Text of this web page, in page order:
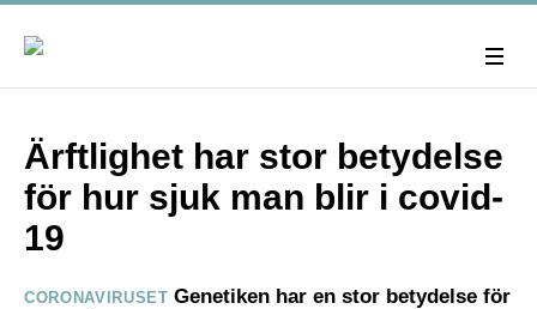
Ärftlighet har stor betydelse
för hur sjuk man blir i covid-
19
CORONAVIRUSET Genetiken har en stor betydelse för